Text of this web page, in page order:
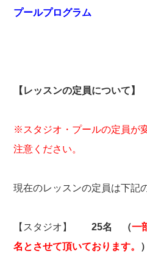
プールプログラム
【レッスンの定員について】
※スタジオ・プールの定員が
注意ください。
現在のレッスンの定員は下記
【スタジオ】25名 （一
名とさせて頂いております。 ）